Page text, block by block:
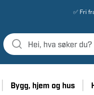
✅ Fri
Bygg, hjem og hus